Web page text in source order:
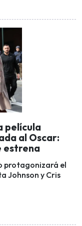
película
al Oscar:
estrena
protagonizará el
Johnson y Cris